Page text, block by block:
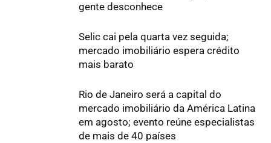
gente desconhece
Selic cai pela quarta vez seguida;
mercado imobiliário espera crédito
mais barato
Rio de Janeiro será a capital do
mercado imobiliário da América Latina
em agosto; evento reúne especialistas
de mais de 40 países